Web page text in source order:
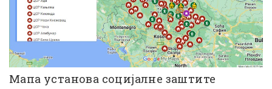
Мапа установа социјалне заштите